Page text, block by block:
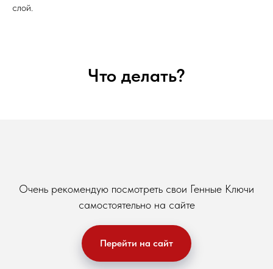
слой.
Что делать?
Очень рекомендую посмотреть свои Генные Ключи
самостоятельно на сайте
Перейти на сайт